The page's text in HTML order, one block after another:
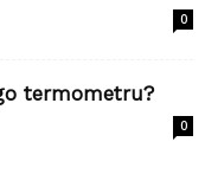
0
termometru?
0